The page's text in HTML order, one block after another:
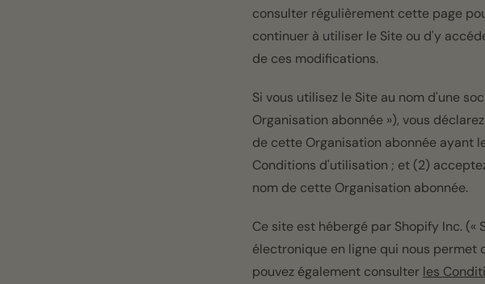
consulter régulièrement cette page
continuer à utiliser le Site ou d'y
de ces modifications.
Si vous utilisez le Site au nom d'une
Organisation abonnée »), vous
de cette Organisation abonnée ayant
Conditions d'utilisation ; et (2)
nom de cette Organisation abonnée.
Ce site est hébergé par Shopify Inc.
électronique en ligne qui nous permet
pouvez également consulter les